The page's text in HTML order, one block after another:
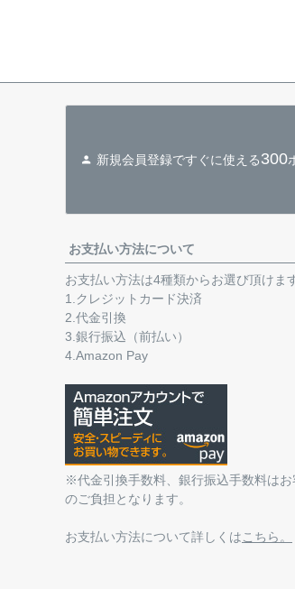
新規会員登録ですぐに使える300
お支払い方法について
お支払い方法は4種類からお選び頂けます
1.クレジットカード決済
2.代金引換
3.銀行振込（前払い）
4.Amazon Pay
※代金引換手数料、銀行振込手数料はお
のご負担となります。
お支払い方法について詳しくは こちら。